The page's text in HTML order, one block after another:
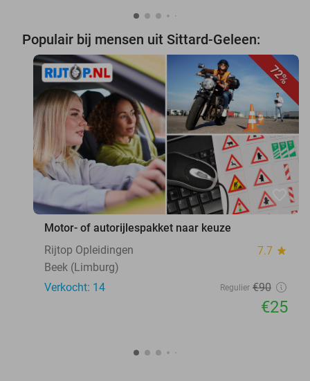
Populair bij mensen uit Sittard-Geleen:
72%
favorite_border
Motor- of autorijlespakket naar keuze
Rijtop Opleidingen
7.7 star
Beek (Limburg)
Verkocht: 14
Regulier €90
€25